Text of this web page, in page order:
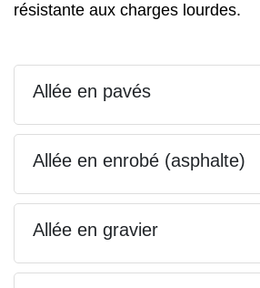
résistante aux charges lourdes.
Allée en pavés
Allée en enrobé (asphalte)
Allée en gravier